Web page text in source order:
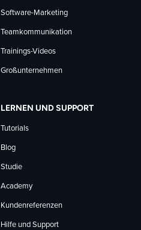
Software-Marketing
Teamkommunikation
Trainings-Videos
Großunternehmen
LERNEN UND SUPPORT
Tutorials
Blog
Studie
Academy
Kundenreferenzen
Hilfe und Support